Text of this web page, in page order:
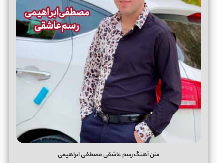
متن آهنگ رسم عاشقی مصطفی ابراهیمی